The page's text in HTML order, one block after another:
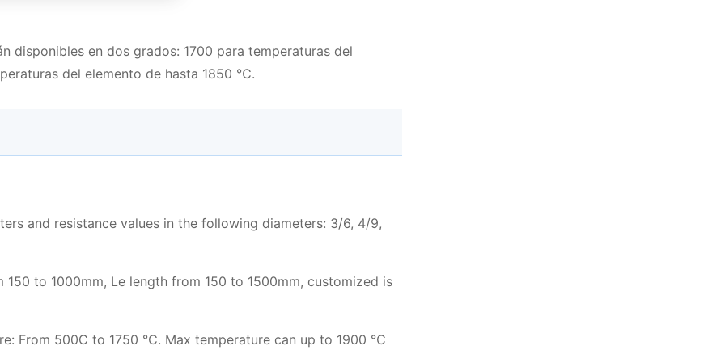
disponibles en dos grados: 1700 para temperaturas del
del elemento de hasta 1850 ℃.
and resistance values in the following diameters: 3/6, 4/9,
to 1000mm, Le length from 150 to 1500mm, customized is
From 500C to 1750 ℃. Max temperature can up to 1900 ℃